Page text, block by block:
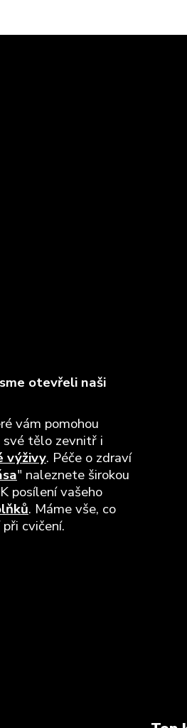
otevřeli naši
vám pomohou
své tělo zevnitř i
výživy. Péče o zdraví
" naleznete širokou
posílení vašeho
. Máme vše, co
cvičení.